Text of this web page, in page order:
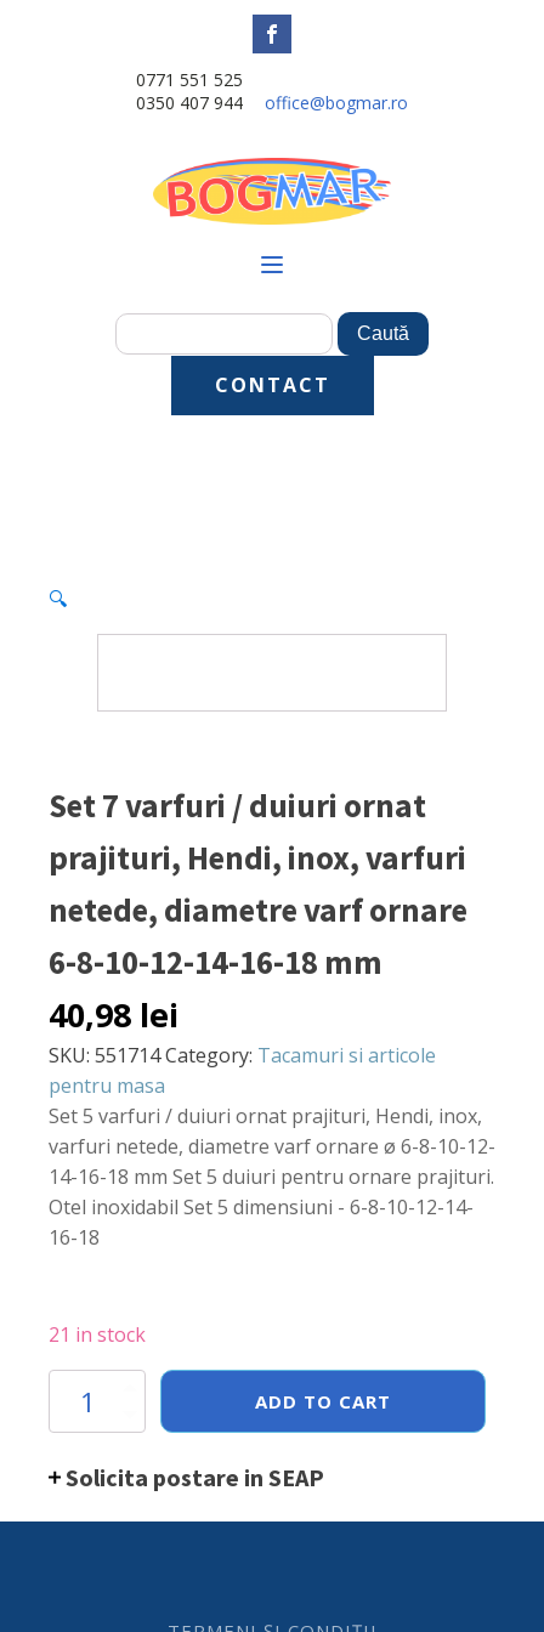
0771 551 525
0350 407 944
office@bogmar.ro
CONTACT
🔍
Set 7 varfuri / duiuri ornat
prajituri, Hendi, inox, varfuri
netede, diametre varf ornare
6-8-10-12-14-16-18 mm
40,98 lei
SKU: 551714Category: Tacamuri si articole
pentru masa
Set 5 varfuri / duiuri ornat prajituri, Hendi, inox,
varfuri netede, diametre varf ornare ø 6-8-10-12-
14-16-18 mm Set 5 duiuri pentru ornare prajituri.
Otel inoxidabil Set 5 dimensiuni - 6-8-10-12-14-
16-18
21 in stock
varfuri
duiuri
ADD TO CART
Solicita postare in SEAP